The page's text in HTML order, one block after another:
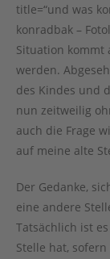
title=“und was
konradbak –
Situation kommt
werden.
des Kindes und
nun zeitweilig
auch die Frage
auf meine alte
Der Gedanke,
eine andere
Tatsächlich ist
Stelle hat,